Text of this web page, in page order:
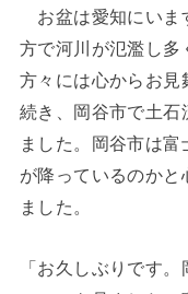
お盆は愛知にいま
方で河川が氾濫し多
方々には心からお見
続き、岡谷市で土石
ました。岡谷市は
が降っているのかと
ました。
「お久しぶりです